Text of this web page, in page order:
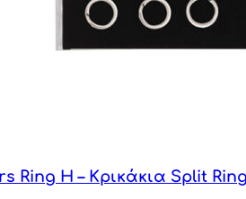
Ring H – Κρικάκια Split